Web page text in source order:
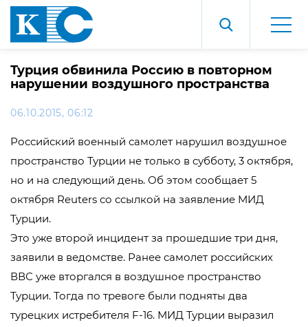
Турция обвинила Россию в повторном
нарушении воздушного пространства
06.10.2015, 06:12
Российский военный самолет нарушил воздушное
пространство Турции не только в субботу, 3 октября,
но и на следующий день. Об этом сообщает 5
октября Reuters со ссылкой на заявление МИД
Турции.
Это уже второй инцидент за прошедшие три дня,
заявили в ведомстве. Ранее самолет российских
ВВС уже вторгался в воздушное пространство
Турции. Тогда по тревоге были подняты два
турецких истребителя F-16. МИД Турции выразил